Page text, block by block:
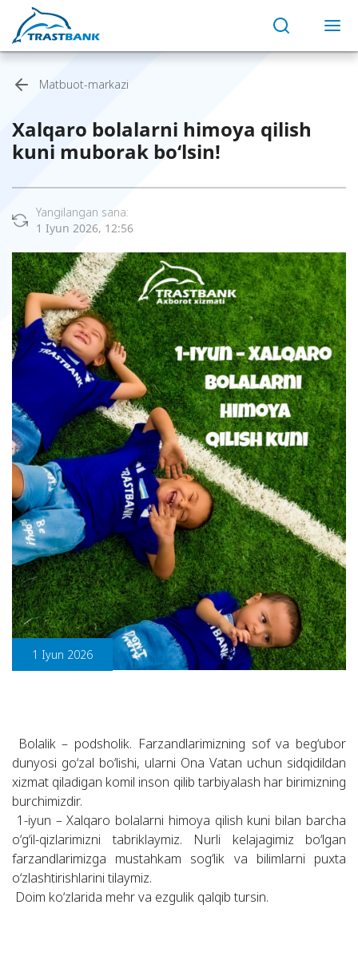
Matbuot-markazi
Xalqaro bolalarni himoya qilish
kuni muborak bo‘lsin!
Yangilangan sana:
1 Iyun 2026, 12:56
1 Iyun 2026
Bolalik – podsholik. Farzandlarimizning sof va beg‘ubor
dunyosi go‘zal bo‘lishi, ularni Ona Vatan uchun sidqidildan
xizmat qiladigan komil inson qilib tarbiyalash har birimizning
burchimizdir.
1-iyun – Xalqaro bolalarni himoya qilish kuni bilan barcha
o‘g‘il-qizlarimizni tabriklaymiz. Nurli kelajagimiz bo‘lgan
farzandlarimizga mustahkam sog‘lik va bilimlarni puxta
o‘zlashtirishlarini tilaymiz.
Doim ko‘zlarida mehr va ezgulik qalqib tursin.